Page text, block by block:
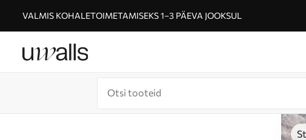
VALMIS KOHALETOIMETAMISEKS 1–3 PÄEVA JOOKSUL